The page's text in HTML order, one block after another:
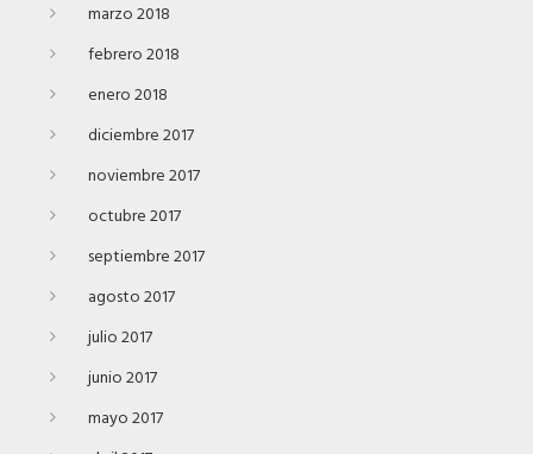
marzo 2018
febrero 2018
enero 2018
diciembre 2017
noviembre 2017
octubre 2017
septiembre 2017
agosto 2017
julio 2017
junio 2017
mayo 2017